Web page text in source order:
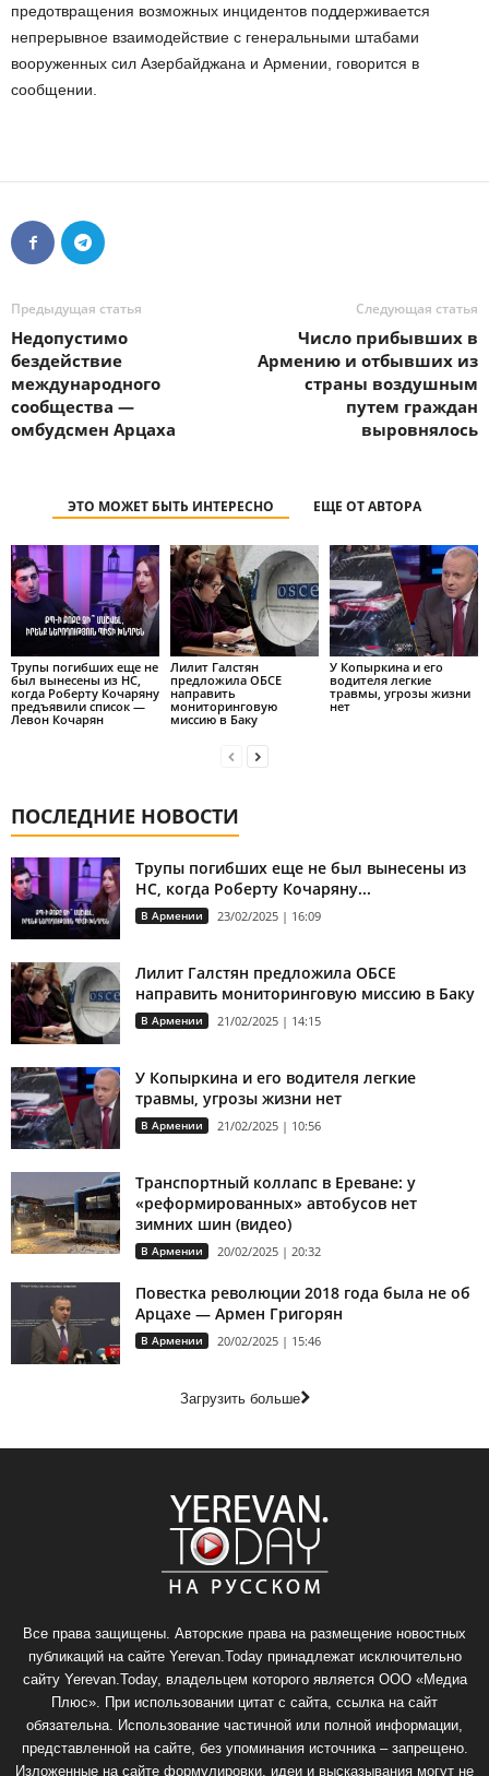
предотвращения возможных инцидентов поддерживается
непрерывное взаимодействие с генеральными штабами
вооруженных сил Азербайджана и Армении, говорится в
сообщении.
Предыдущая статья
Недопустимо
бездействие
международного
сообщества —
омбудсмен Арцаха
Следующая статья
Число прибывших в
Армению и отбывших из
страны воздушным
путем граждан
выровнялось
ЭТО МОЖЕТ БЫТЬ ИНТЕРЕСНО ЕЩЕ ОТ АВТОРА
Трупы погибших еще не
был вынесены из НС,
когда Роберту Кочаряну
предъявили список —
Левон Кочарян
Лилит Галстян
предложила ОБСЕ
направить
мониторинговую
миссию в Баку
У Копыркина и его
водителя легкие
травмы, угрозы жизни
нет
ПОСЛЕДНИЕ НОВОСТИ
Трупы погибших еще не был вынесены из
НС, когда Роберту Кочаряну...
В Армении 23/02/2025 | 16:09
Лилит Галстян предложила ОБСЕ
направить мониторинговую миссию в Баку
В Армении 21/02/2025 | 14:15
У Копыркина и его водителя легкие
травмы, угрозы жизни нет
В Армении 21/02/2025 | 10:56
Транспортный коллапс в Ереване: у
«реформированных» автобусов нет
зимних шин (видео)
В Армении 20/02/2025 | 20:32
Повестка революции 2018 года была не об
Арцахе — Армен Григорян
В Армении 20/02/2025 | 15:46
Загрузить больше
Все права защищены. Авторские права на размещение новостных
публикаций на сайте Yerevan.Today принадлежат исключительно
сайту Yerevan.Today, владельцем которого является ООО «Медиа
Плюс». При использовании цитат с сайта, ссылка на сайт
обязательна. Использование частичной или полной информации,
представленной на сайте, без упоминания источника – запрещено.
Изложенные на сайте формулировки, идеи и высказывания могут не